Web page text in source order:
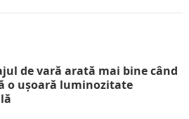
de vară arată mai bine când
o ușoară luminozitate